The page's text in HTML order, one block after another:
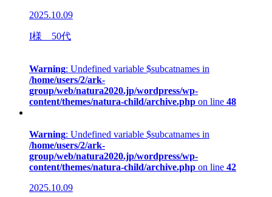
2025.10.09
I様 50代
Warning: Undefined variable $subcatnames in
/home/users/2/ark-
group/web/natura2020.jp/wordpress/wp-
content/themes/natura-child/archive.php on line 48
Warning: Undefined variable $subcatnames in
/home/users/2/ark-
group/web/natura2020.jp/wordpress/wp-
content/themes/natura-child/archive.php on line 42
2025.10.09